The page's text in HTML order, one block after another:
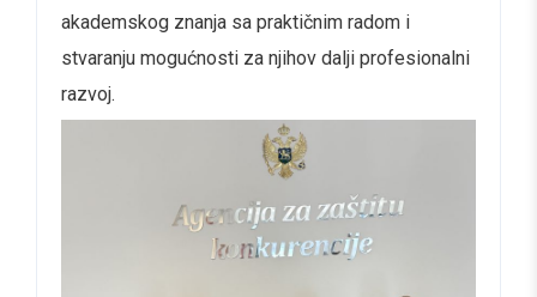
akademskog znanja sa praktičnim radom i
stvaranju mogućnosti za njihov dalji profesionalni
razvoj.